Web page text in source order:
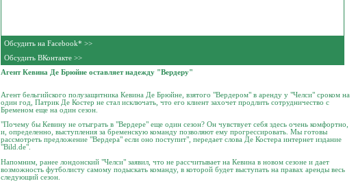
Обсудить на Facebook* >>
Обсудить ВКонтакте >>
Агент Кевина Де Брюйне оставляет надежду "Вердеру"
Агент бельгийского полузащитника Кевина Де Брюйне, взятого "Вердером" в аренду у "Челси" сроком на
один год, Патрик Де Костер не стал исключать, что его клиент захочет продлить сотрудничество с
Бременом еще на один сезон.
"Почему бы Кевину не отыграть в "Вердере" еще один сезон? Он чувствует себя здесь очень комфортно,
и, определенно, выступления за бременскую команду позволяют ему прогрессировать. Мы готовы
рассмотреть предложение "Вердера" если оно поступит", передает слова Де Костера интернет издание
"Bild.de".
Напомним, ранее лондонский "Челси" заявил, что не рассчитывает на Кевина в новом сезоне и дает
возможность футболисту самому подыскать команду, в которой будет выступать на правах аренды весь
следующий сезон.